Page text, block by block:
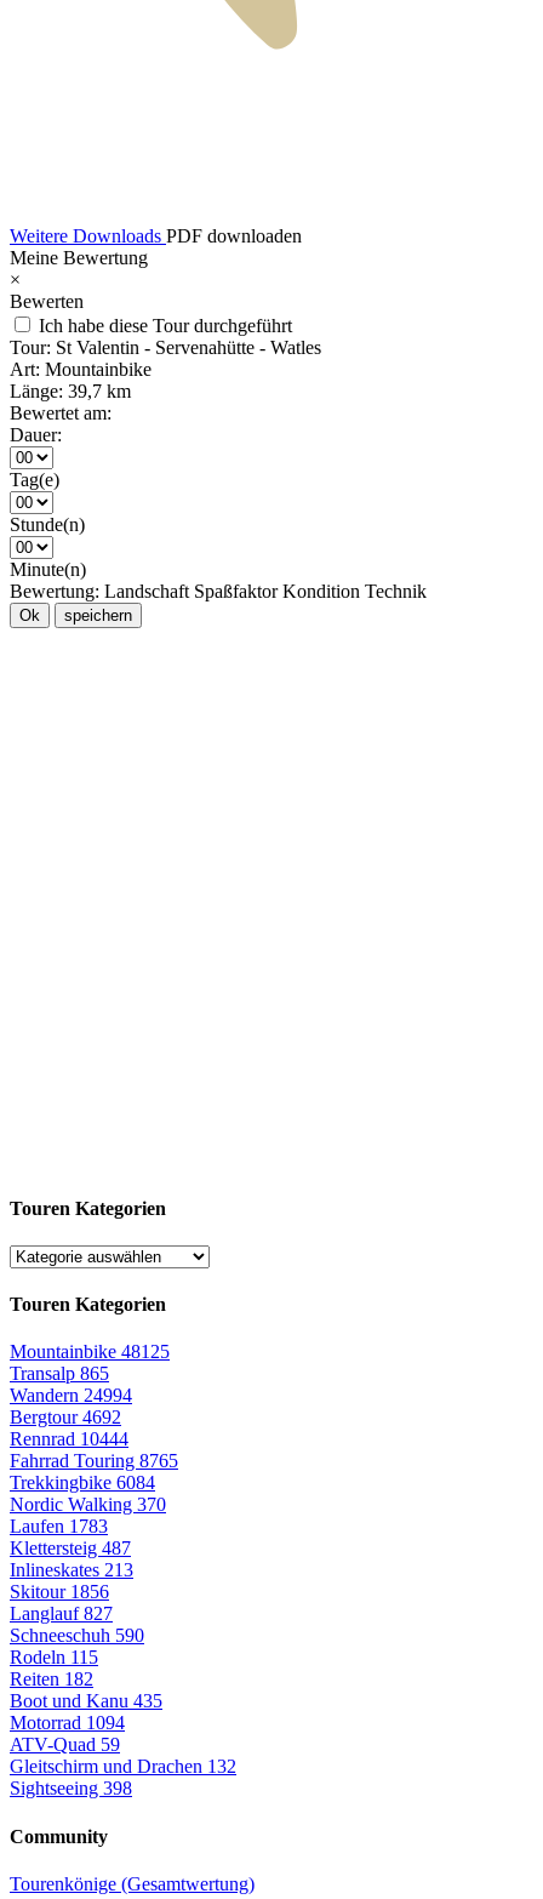
Weitere Downloads PDF downloaden
Meine Bewertung
×
Bewerten
Ich habe diese Tour durchgeführt
Tour: St Valentin - Servenahütte - Watles
Art: Mountainbike
Länge: 39,7 km
Bewertet am:
Dauer:
Tag(e)
Stunde(n)
Minute(n)
Bewertung: Landschaft Spaßfaktor Kondition Technik
Ok speichern
Touren Kategorien
Touren Kategorien
Mountainbike 48125
Transalp 865
Wandern 24994
Bergtour4692
Rennrad 10444
Fahrrad Touring 8765
Trekkingbike 6084
Nordic Walking 370
Laufen 1783
Klettersteig 487
Inlineskates 213
Skitour 1856
Langlauf827
Schneeschuh 590
Rodeln 115
Reiten 182
Boot und Kanu 435
Motorrad 1094
ATV-Quad 59
Gleitschirm und Drachen 132
Sightseeing 398
Community
Tourenkönige (Gesamtwertung)